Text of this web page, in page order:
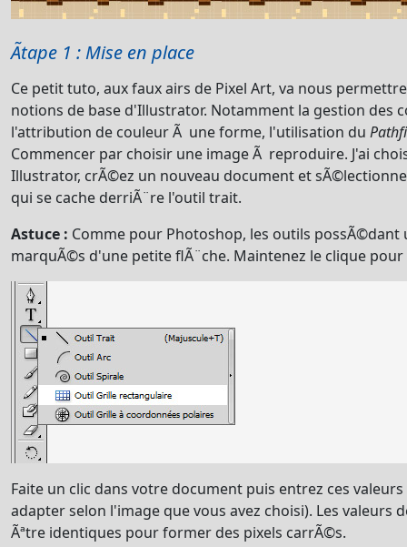
Ãtape 1 : Mise en place
Ce petit tuto, aux faux airs de Pixel Art, va nous
notions de base d'Illustrator. Notamment la gestion des
l'attribution de couleur Ã une forme, l'utilisation du
Commencer par choisir une image Ã reproduire. J'ai
Illustrator, crÃ©ez un nouveau document et
qui se cache derriÃ¨re l'outil trait.
Astuce : Comme pour Photoshop, les outils possÃ©dant
marquÃ©s d'une petite flÃ¨che. Maintenez le clique
Faite un clic dans votre document puis entrez ces
adapter selon l'image que vous avez choisi). Les valeurs
Ãªtre identiques pour former des pixels carrÃ©s.